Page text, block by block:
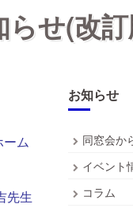
せ(改
ム
先生
お知らせ
同窓会か
イベント
コラム